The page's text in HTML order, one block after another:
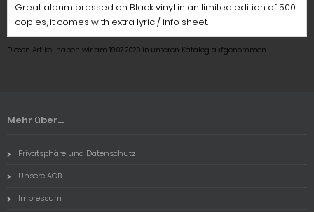
Great album pressed on Black vinyl in an limited edition of 500
copies, it comes with extra lyric / info sheet.
Diesen Artikel haben wir am 19.07.2020 in unseren Katalog aufgenommen.
Mehr über...
Privatsphäre und Datenschutz
Unsere AGB
Impressum